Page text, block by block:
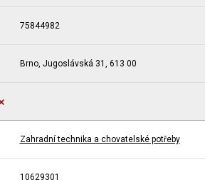
75844982
Brno, Jugoslávská 31, 613 00
Zahradní technika a chovatelské potřeby
10629301